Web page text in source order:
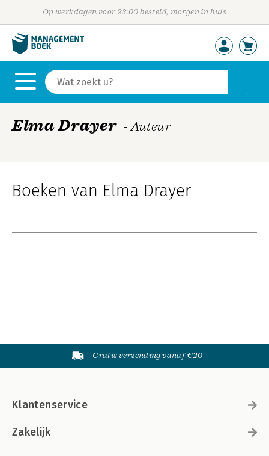
Op werkdagen voor 23:00 besteld, morgen in huis
Elma Drayer - Auteur
Boeken van Elma Drayer
Gratis verzending vanaf €20
Klantenservice
Zakelijk